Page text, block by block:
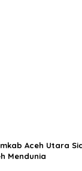
Aceh Utara
Mendunia